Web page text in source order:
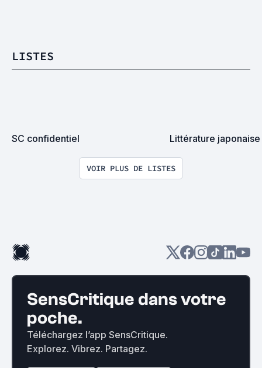
LISTES
SC confidentiel Littérature
VOIR PLUS DE LISTES
SensCritique dans votre
poche.
Téléchargez l’app SensCritique.
Explorez. Vibrez. Partagez.